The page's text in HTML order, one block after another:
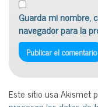
Guarda mi nombre,
navegador para la
Este sitio usa Akismet